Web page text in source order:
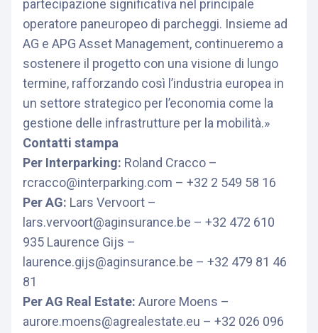
partecipazione significativa nel principale
operatore paneuropeo di parcheggi. Insieme ad
AG e APG Asset Management, continueremo a
sostenere il progetto con una visione di lungo
termine, rafforzando così l’industria europea in
un settore strategico per l’economia come la
gestione delle infrastrutture per la mobilità.»
Contatti stampa
Per Interparking: Roland Cracco –
rcracco@interparking.com – +32 2 549 58 16
Per AG: Lars Vervoort –
lars.vervoort@aginsurance.be – +32 472 610
935 Laurence Gijs –
laurence.gijs@aginsurance.be – +32 479 81 46
81
Per AG Real Estate: Aurore Moens –
aurore.moens@agrealestate.eu – +32 026 096